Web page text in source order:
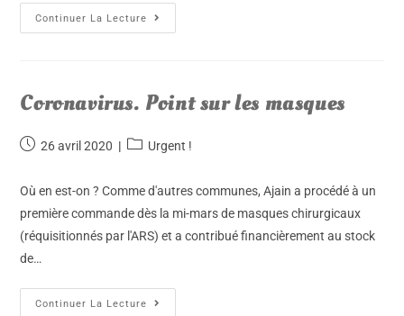
Continuer La Lecture
Coronavirus. Point sur les masques
26 avril 2020 Urgent !
Où en est-on ? Comme d'autres communes, Ajain a procédé à un
première commande dès la mi-mars de masques chirurgicaux
(réquisitionnés par l'ARS) et a contribué financièrement au stock
de…
Continuer La Lecture